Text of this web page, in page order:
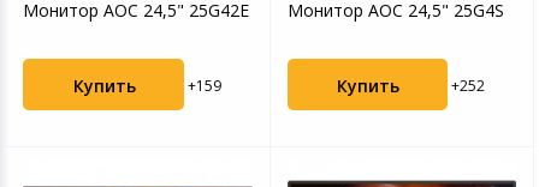
Монитор AOC 24,5" 25G42E
Купить +159
Монитор AOC 24,5" 25G4S
Купить +252